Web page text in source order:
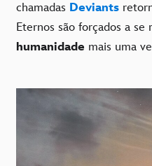
chamadas Deviants
Eternos são forçados a se
humanidade mais uma